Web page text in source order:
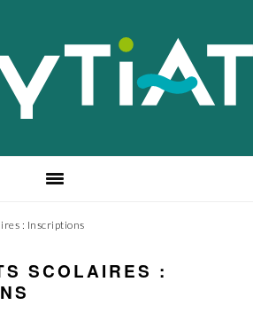
: Inscriptions
SCOLAIRES :